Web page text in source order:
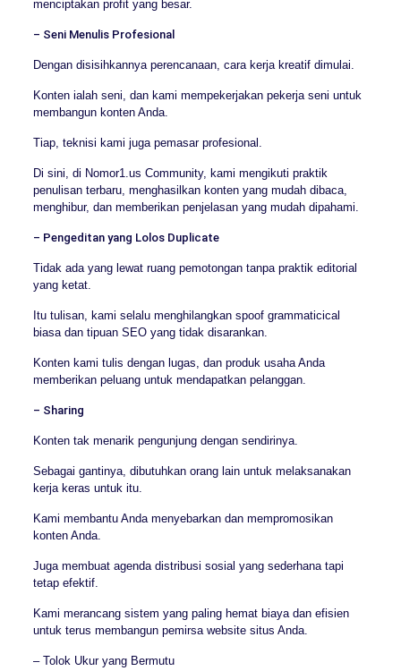
menciptakan profit yang besar.
– Seni Menulis Profesional
Dengan disisihkannya perencanaan, cara kerja kreatif dimulai.
Konten ialah seni, dan kami mempekerjakan pekerja seni untuk
membangun konten Anda.
Tiap, teknisi kami juga pemasar profesional.
Di sini, di Nomor1.us Community, kami mengikuti praktik
penulisan terbaru, menghasilkan konten yang mudah dibaca,
menghibur, dan memberikan penjelasan yang mudah dipahami.
– Pengeditan yang Lolos Duplicate
Tidak ada yang lewat ruang pemotongan tanpa praktik editorial
yang ketat.
Itu tulisan, kami selalu menghilangkan spoof grammaticical
biasa dan tipuan SEO yang tidak disarankan.
Konten kami tulis dengan lugas, dan produk usaha Anda
memberikan peluang untuk mendapatkan pelanggan.
– Sharing
Konten tak menarik pengunjung dengan sendirinya.
Sebagai gantinya, dibutuhkan orang lain untuk melaksanakan
kerja keras untuk itu.
Kami membantu Anda menyebarkan dan mempromosikan
konten Anda.
Juga membuat agenda distribusi sosial yang sederhana tapi
tetap efektif.
Kami merancang sistem yang paling hemat biaya dan efisien
untuk terus membangun pemirsa website situs Anda.
– Tolok Ukur yang Bermutu